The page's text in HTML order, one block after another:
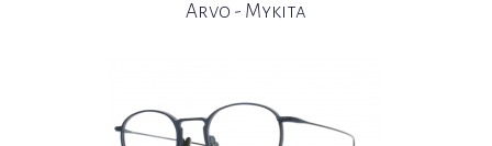
Arvo - Mykita